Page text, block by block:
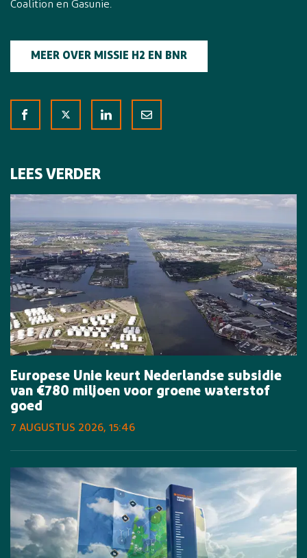
Coalition en Gasunie.
MEER OVER MISSIE H2 EN BNR
LEES VERDER
Europese Unie keurt Nederlandse subsidie
van €780 miljoen voor groene waterstof
goed
7 AUGUSTUS 2026, 15:46